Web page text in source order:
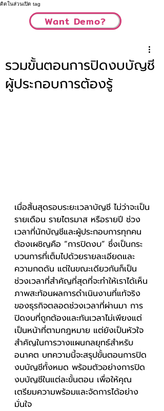
ติดในส่วนเปิด tag
Want Demo?
รวมขั้นตอนการปิดงบบัญชี
ผู้ประกอบการต้องรู้
เมื่อสิ้นสุดรอบระยะเวลาบัญชี ไม่ว่าจะเป็น
รายเดือน รายไตรมาส หรือรายปี ช่วง
เวลาที่นักบัญชีและผู้ประกอบการทุกคน
ต้องเผชิญคือ “การปิดงบ” ซึ่งเป็นกระ
บวนการที่เต็มไปด้วยรายละเอียดและ
ความกดดัน แต่ในขณะเดียวกันก็เป็น
ช่วงเวลาที่สำคัญที่สุดที่จะทำให้เราได้เห็น
ภาพสะท้อนผลการดำเนินงานที่แท้จริง
ของธุรกิจตลอดช่วงเวลาที่ผ่านมา การ
ปิดงบที่ถูกต้องและทันเวลาไม่เพียงแต่
เป็นหน้าที่ตามกฎหมาย แต่ยังเป็นหัวใจ
สำคัญในการวางแผนกลยุทธ์สำหรับ
อนาคต บทความนี้จะสรุปขั้นตอนการปิด
งบบัญชีทั้งหมด พร้อมตัวอย่างการปิด
งบบัญชีในแต่ละขั้นตอน เพื่อให้คุณ
เตรียมความพร้อมและจัดการได้อย่าง
มั่นใจ